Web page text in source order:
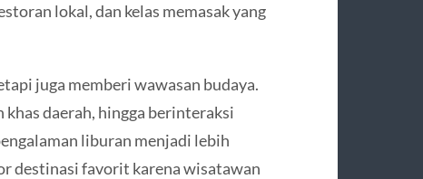
lokal, dan kelas memasak yang
juga memberi wawasan budaya.
daerah, hingga berinteraksi
liburan menjadi lebih
destinasi favorit karena wisatawan